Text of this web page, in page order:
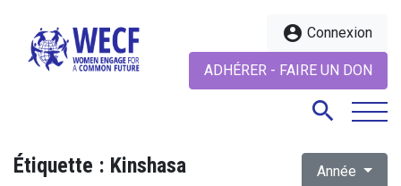
account_circle Connexion
ADHÉRER - FAIRE UN DON
search
Étiquette : Kinshasa Année